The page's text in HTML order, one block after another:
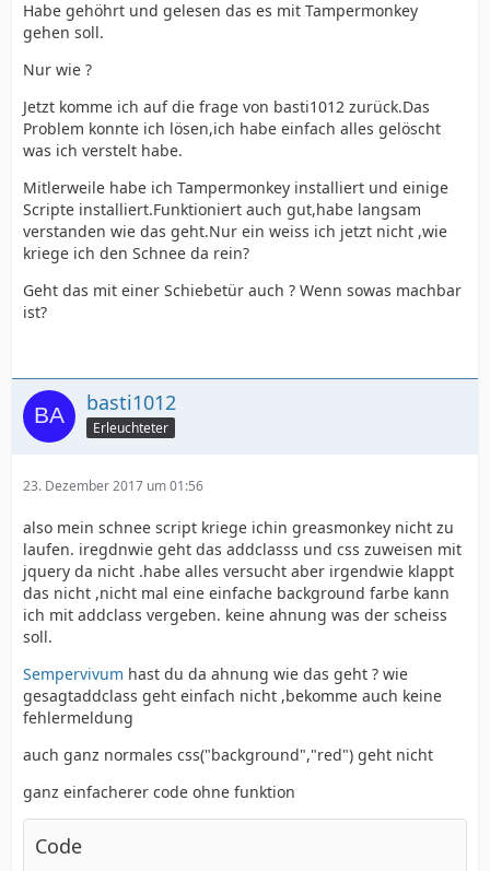
Habe gehöhrt und gelesen das es mit Tampermonkey
gehen soll.
Nur wie ?
Jetzt komme ich auf die frage von basti1012 zurück.Das
Problem konnte ich lösen,ich habe einfach alles gelöscht
was ich verstelt habe.
Mitlerweile habe ich Tampermonkey installiert und einige
Scripte installiert.Funktioniert auch gut,habe langsam
verstanden wie das geht.Nur ein weiss ich jetzt nicht ,wie
kriege ich den Schnee da rein?
Geht das mit einer Schiebetür auch ? Wenn sowas machbar
ist?
basti1012
Erleuchteter
23. Dezember 2017 um 01:56
also mein schnee script kriege ichin greasmonkey nicht zu
laufen. iregdnwie geht das addclasss und css zuweisen mit
jquery da nicht .habe alles versucht aber irgendwie klappt
das nicht ,nicht mal eine einfache background farbe kann
ich mit addclass vergeben. keine ahnung was der scheiss
soll.
Sempervivum hast du da ahnung wie das geht ? wie
gesagtaddclass geht einfach nicht ,bekomme auch keine
fehlermeldung
auch ganz normales css("background","red") geht nicht
ganz einfacherer code ohne funktion
Code